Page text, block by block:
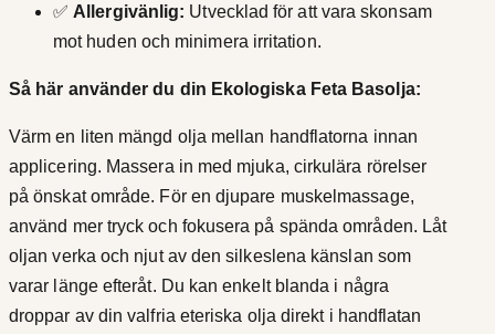
✅ Allergivänlig: Utvecklad för att vara skonsam
mot huden och minimera irritation.
Så här använder du din Ekologiska Feta Basolja:
Värm en liten mängd olja mellan handflatorna innan
applicering. Massera in med mjuka, cirkulära rörelser
på önskat område. För en djupare muskelmassage,
använd mer tryck och fokusera på spända områden. Låt
oljan verka och njut av den silkeslena känslan som
varar länge efteråt. Du kan enkelt blanda i några
droppar av din valfria eteriska olja direkt i handflatan